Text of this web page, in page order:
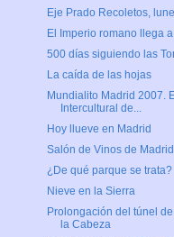
Eje Prado Recoletos,
El Imperio romano llega
500 días siguiendo las
La caída de las hojas
Mundialito Madrid 2007.
Intercultural de...
Hoy llueve en Madrid
Salón de Vinos de
¿De qué parque se trata?
Nieve en la Sierra
Prolongación del túnel
la Cabeza